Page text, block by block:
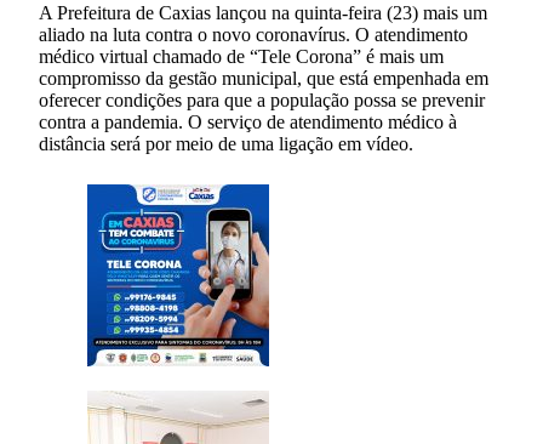
A Prefeitura de Caxias lançou na quinta-feira (23) mais um
aliado na luta contra o novo coronavírus. O atendimento
médico virtual chamado de “Tele Corona” é mais um
compromisso da gestão municipal, que está empenhada em
oferecer condições para que a população possa se prevenir
contra a pandemia. O serviço de atendimento médico à
distância será por meio de uma ligação em vídeo.